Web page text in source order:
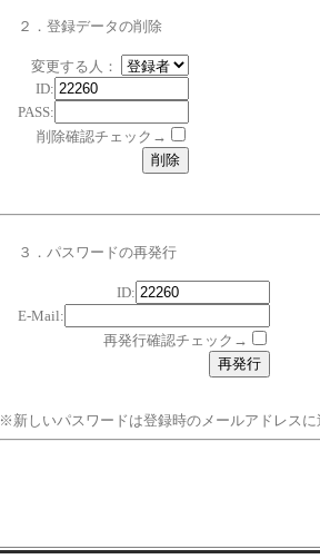
２．登録データの削除
変更する人：
ID:
PASS:
削除確認チェック→
３．パスワードの再発行
ID:
E-Mail:
再発行確認チェック→
※新しいパスワードは登録時のメールアドレスに